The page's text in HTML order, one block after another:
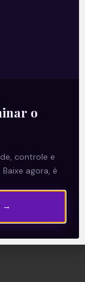
o
controle e
agora, é
→